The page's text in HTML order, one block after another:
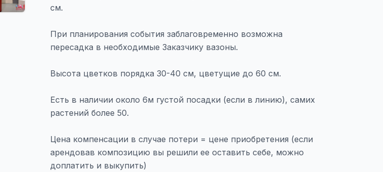
см.
При планирования события заблаговременно возможна
пересадка в необходимые Заказчику вазоны.
Высота цветков порядка 30-40 см, цветущие до 60 см.
Есть в наличии около 6м густой посадки (если в линию), самих
растений более 50.
Цена компенсации в случае потери = цене приобретения (если
арендовав композицию вы решили ее оставить себе, можно
доплатить и выкупить)